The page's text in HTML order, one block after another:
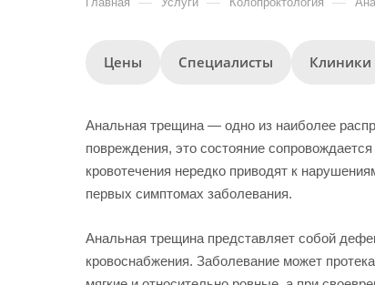
Цены Специалисты Клиники
Анальная трещина — одно из наиболее
повреждения, это состояние
кровотечения нередко приводят к
первых симптомах заболевания.
Анальная трещина представляет собой
кровоснабжения. Заболевание может